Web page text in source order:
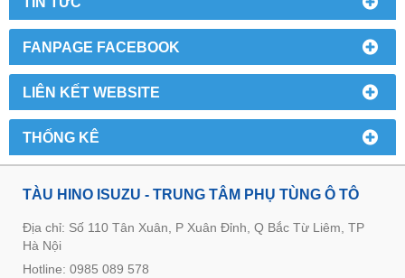
FANPAGE FACEBOOK
LIÊN KẾT WEBSITE
THỐNG KÊ
TÀU HINO ISUZU - TRUNG TÂM PHỤ TÙNG Ô TÔ
Địa chỉ: Số 110 Tân Xuân, P Xuân Đỉnh, Q Bắc Từ Liêm, TP
Hà Nội
Hotline: 0985 089 578